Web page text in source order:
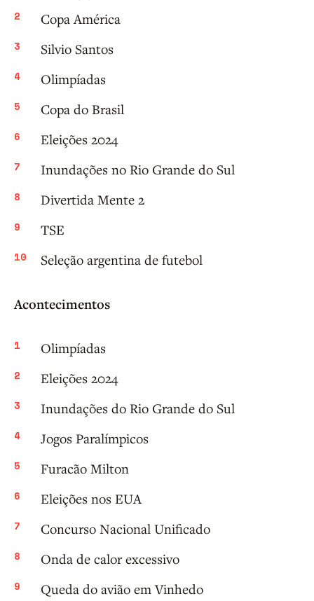
Copa América
Silvio Santos
Olimpíadas
Copa do Brasil
Eleições 2024
Inundações no Rio Grande do Sul
Divertida Mente 2
TSE
Seleção argentina de futebol
Acontecimentos
Olimpíadas
Eleições 2024
Inundações do Rio Grande do Sul
Jogos Paralímpicos
Furacão Milton
Eleições nos EUA
Concurso Nacional Unificado
Onda de calor excessivo
Queda do avião em Vinhedo